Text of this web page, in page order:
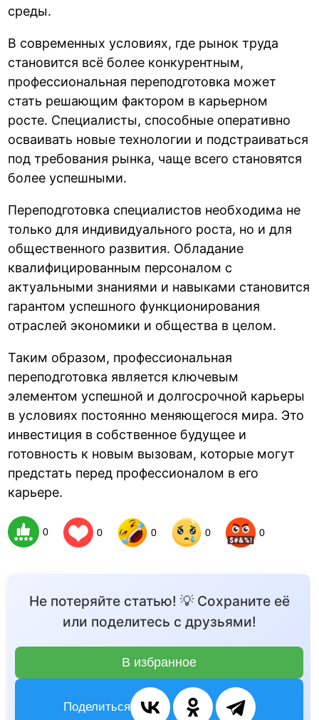
среды.
В современных условиях, где рынок труда
становится всё более конкурентным,
профессиональная переподготовка может
стать решающим фактором в карьерном
росте. Специалисты, способные оперативно
осваивать новые технологии и подстраиваться
под требования рынка, чаще всего становятся
более успешными.
Переподготовка специалистов необходима не
только для индивидуального роста, но и для
общественного развития. Обладание
квалифицированным персоналом с
актуальными знаниями и навыками становится
гарантом успешного функционирования
отраслей экономики и общества в целом.
Таким образом, профессиональная
переподготовка является ключевым
элементом успешной и долгосрочной карьеры
в условиях постоянно меняющегося мира. Это
инвестиция в собственное будущее и
готовность к новым вызовам, которые могут
предстать перед профессионалом в его
карьере.
0 0 0 0 0
Не потеряйте статью! 💡 Сохраните её
или поделитесь с друзьями!
В избранное
Поделиться